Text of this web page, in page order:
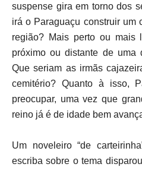
suspense gira em torno dos
irá o Paraguaçu construir um
região? Mais perto ou mais
próximo ou distante de uma
Que seriam as irmãs
cemitério? Quanto à isso,
preocupar, uma vez que
reino já é de idade bem
Um noveleiro “de
escriba sobre o tema